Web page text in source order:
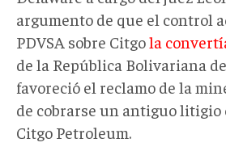
argumento de que el control
PDVSA sobre Citgola
de la República Bolivariana
favoreció el reclamo de la
de cobrarse un antiguo litigio
Citgo Petroleum.